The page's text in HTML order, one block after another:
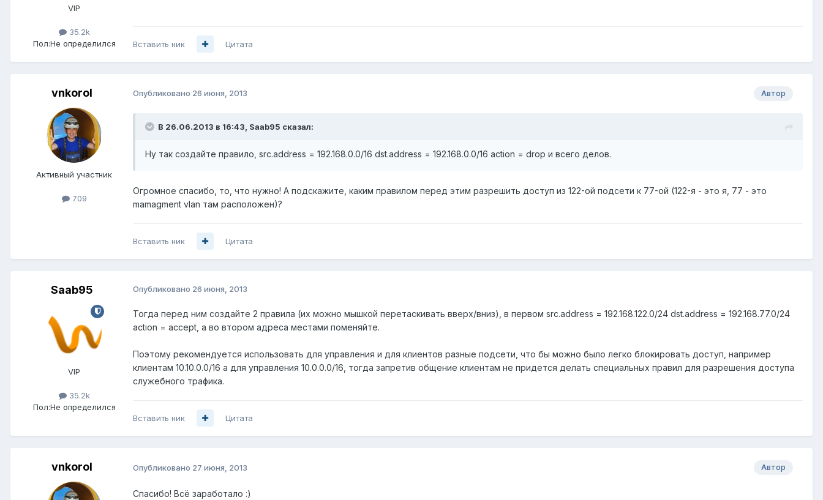
VIP
35.2k
Пол:Не определился Вставить ник Цитата
vnkorol
Активный участник
709
Автор
Опубликовано 26 июня, 2013
В 26.06.2013 в 16:43, Saab95 сказал:
Ну так создайте правило, src.address = 192.168.0.0/16 dst.address = 192.168.0.0/16 action = drop и всего делов.
Огромное спасибо, то, что нужно! А подскажите, каким правилом перед этим разрешить доступ из 122-ой подсети к 77-ой (122-я - это я, 77 - это
mamagment vlan там расположен)?
Вставить ник Цитата
Saab95
VIP
35.2k
Пол:Не определился
Опубликовано 26 июня, 2013
Тогда перед ним создайте 2 правила (их можно мышкой перетаскивать вверх/вниз), в первом src.address = 192.168.122.0/24 dst.address = 192.168.77.0/24
action = accept, а во втором адреса местами поменяйте.
Поэтому рекомендуется использовать для управления и для клиентов разные подсети, что бы можно было легко блокировать доступ, например
клиентам 10.10.0.0/16 а для управления 10.0.0.0/16, тогда запретив общение клиентам не придется делать специальных правил для разрешения доступа
служебного трафика.
Вставить ник Цитата
vnkorol Автор
Опубликовано 27 июня, 2013
Спасибо! Всё заработало :)